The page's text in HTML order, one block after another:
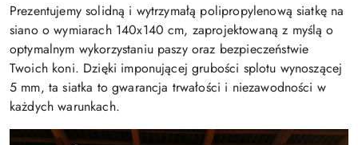
Prezentujemy solidną i wytrzymałą polipropylenową siatkę na
siano o wymiarach 140x140 cm, zaprojektowaną z myślą o
optymalnym wykorzystaniu paszy oraz bezpieczeństwie
Twoich koni. Dzięki imponującej grubości splotu wynoszącej
5 mm, ta siatka to gwarancja trwałości i niezawodności w
każdych warunkach.